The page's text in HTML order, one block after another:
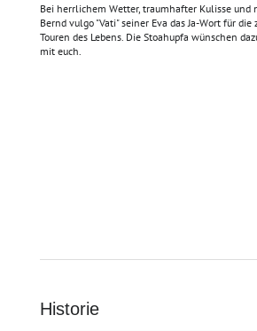
Bei herrlichem Wetter, traumhafter Kulisse und
Bernd vulgo "Vati" seiner Eva das Ja-Wort für
Touren des Lebens. Die Stoahupfa wünschen
mit euch.
Historie